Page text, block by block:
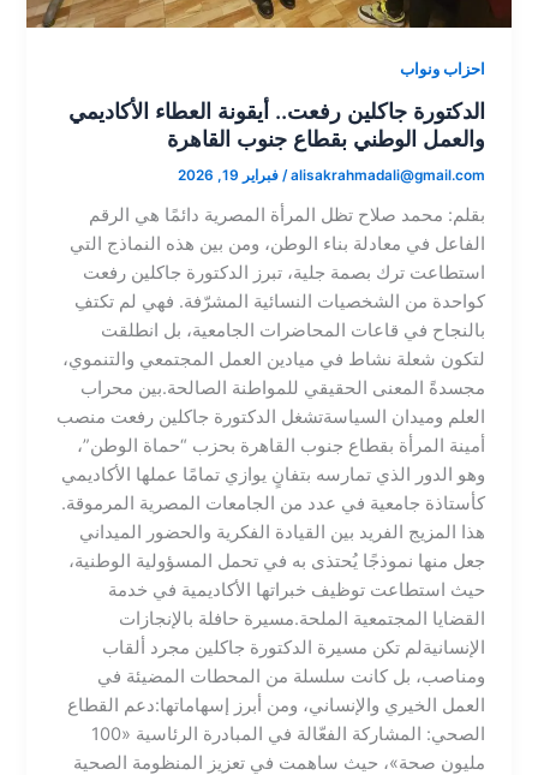
احزاب ونواب
الدكتورة جاكلين رفعت.. أيقونة العطاء الأكاديمي
والعمل الوطني بقطاع جنوب القاهرة​
alisakrahmadali@gmail.com
/فبراير 19, 2026
بقلم: محمد صلاح​ تظل المرأة المصرية دائمًا هي الرقم
الفاعل في معادلة بناء الوطن، ومن بين هذه النماذج التي
استطاعت ترك بصمة جلية، تبرز الدكتورة جاكلين رفعت
كواحدة من الشخصيات النسائية المشرّفة. فهي لم تكتفِ
بالنجاح في قاعات المحاضرات الجامعية، بل انطلقت
لتكون شعلة نشاط في ميادين العمل المجتمعي والتنموي،
مجسدةً المعنى الحقيقي للمواطنة الصالحة.​بين محراب
العلم وميدان السياسة​تشغل الدكتورة جاكلين رفعت منصب
أمينة المرأة بقطاع جنوب القاهرة بحزب “حماة الوطن”،
وهو الدور الذي تمارسه بتفانٍ يوازي تمامًا عملها الأكاديمي
كأستاذة جامعية في عدد من الجامعات المصرية المرموقة.
هذا المزيج الفريد بين القيادة الفكرية والحضور الميداني
جعل منها نموذجًا يُحتذى به في تحمل المسؤولية الوطنية،
حيث استطاعت توظيف خبراتها الأكاديمية في خدمة
القضايا المجتمعية الملحة.​مسيرة حافلة بالإنجازات
الإنسانية​لم تكن مسيرة الدكتورة جاكلين مجرد ألقاب
ومناصب، بل كانت سلسلة من المحطات المضيئة في
العمل الخيري والإنساني، ومن أبرز إسهاماتها:​دعم القطاع
الصحي: المشاركة الفعّالة في المبادرة الرئاسية «100
مليون صحة»، حيث ساهمت في تعزيز المنظومة الصحية